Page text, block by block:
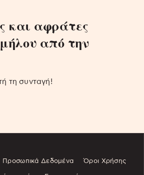
και αφράτες
από την
τη συνταγή!
Προσωπικά Δεδομένα Όροι Χρήσης